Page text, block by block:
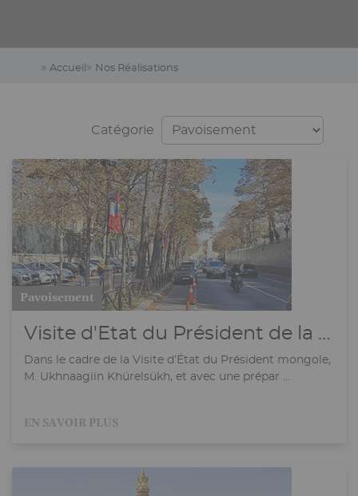
Accueil Nos Réalisations
Catégorie
Pavoisement
Visite d'Etat du Président de la Mongolie
Dans le cadre de la Visite d’État du Président mongole,
M. Ukhnaagiin Khürelsükh, et avec une prépar ...
EN SAVOIR PLUS